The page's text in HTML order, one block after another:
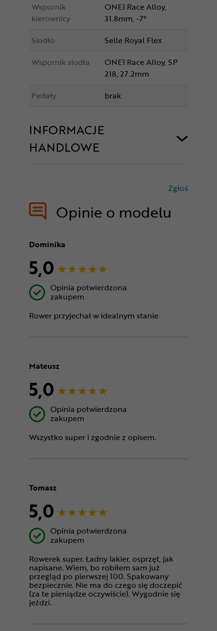
Wspornik
kierownicy
ONE1 Race Alloy,
31.8mm, -7°
Siodło
Selle Royal Flex
Wspornik siodła
ONE1 Race Alloy, SP
218, 27.2mm
Pedały
brak
INFORMACJE
HANDLOWE
Opinie o modelu
Zgłoś
Dominika
5,0
Opinia potwierdzona
zakupem
Rower przyjechał w idealnym stanie
Mateusz
5,0
Opinia potwierdzona
zakupem
Wszystko super i zgodnie z opisem.
Tomasz
5,0
Opinia potwierdzona
zakupem
Rowerek super. Ładny lakier, osprzęt, jak
napisane. Wiem, bo robiłem sam już
przegląd po pierwszej 100. Spakowany
bezpiecznie. Nie ma do czego się doczepić
(za te pieniądze oczywiście). Wygodnie się
jeździ.